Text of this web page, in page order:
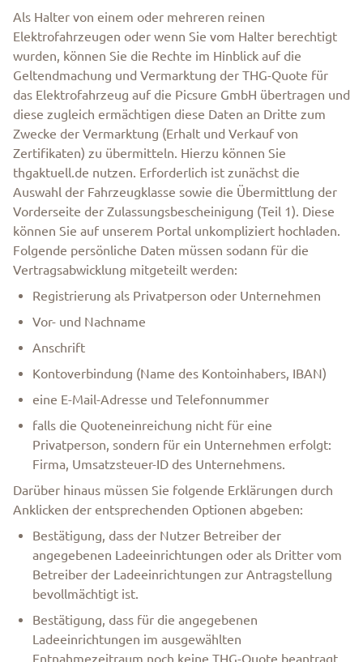
Als Halter von einem oder mehreren reinen
Elektrofahrzeugen oder wenn Sie vom Halter berechtigt
wurden, können Sie die Rechte im Hinblick auf die
Geltendmachung und Vermarktung der THG-Quote für
das Elektrofahrzeug auf die Picsure GmbH übertragen und
diese zugleich ermächtigen diese Daten an Dritte zum
Zwecke der Vermarktung (Erhalt und Verkauf von
Zertifikaten) zu übermitteln. Hierzu können Sie
thgaktuell.de nutzen. Erforderlich ist zunächst die
Auswahl der Fahrzeugklasse sowie die Übermittlung der
Vorderseite der Zulassungsbescheinigung (Teil 1). Diese
können Sie auf unserem Portal unkompliziert hochladen.
Folgende persönliche Daten müssen sodann für die
Vertragsabwicklung mitgeteilt werden:
Registrierung als Privatperson oder Unternehmen
Vor- und Nachname
Anschrift
Kontoverbindung (Name des Kontoinhabers, IBAN)
eine E-Mail-Adresse und Telefonnummer
falls die Quoteneinreichung nicht für eine
Privatperson, sondern für ein Unternehmen erfolgt:
Firma, Umsatzsteuer-ID des Unternehmens.
Darüber hinaus müssen Sie folgende Erklärungen durch
Anklicken der entsprechenden Optionen abgeben:
Bestätigung, dass der Nutzer Betreiber der
angegebenen Ladeeinrichtungen oder als Dritter vom
Betreiber der Ladeeinrichtungen zur Antragstellung
bevollmächtigt ist.
Bestätigung, dass für die angegebenen
Ladeeinrichtungen im ausgewählten
Entnahmezeitraum noch keine THG-Quote beantragt